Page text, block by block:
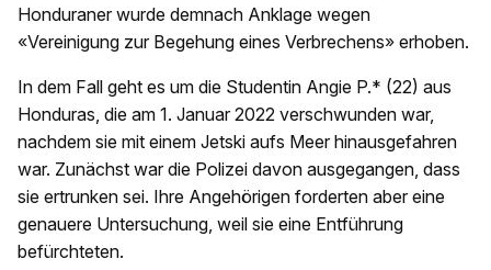
Honduraner wurde demnach Anklage wegen
«Vereinigung zur Begehung eines Verbrechens» erhoben.
In dem Fall geht es um die Studentin Angie P.* (22) aus
Honduras, die am 1. Januar 2022 verschwunden war,
nachdem sie mit einem Jetski aufs Meer hinausgefahren
war. Zunächst war die Polizei davon ausgegangen, dass
sie ertrunken sei. Ihre Angehörigen forderten aber eine
genauere Untersuchung, weil sie eine Entführung
befürchteten.